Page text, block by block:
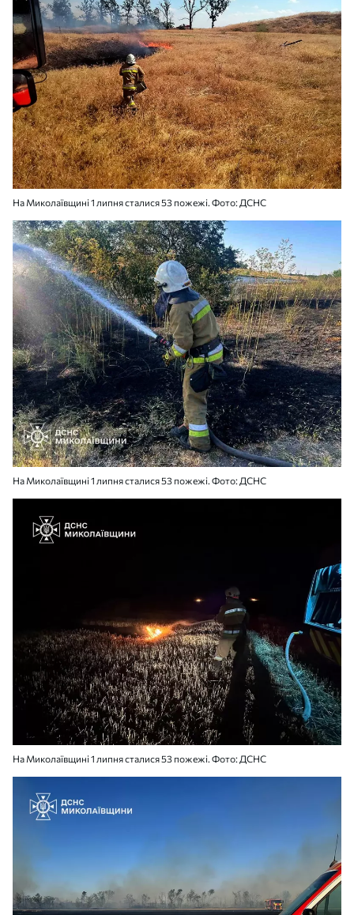
На Миколаївщині 1 липня сталися 53 пожежі. Фото: ДСНС
На Миколаївщині 1 липня сталися 53 пожежі. Фото: ДСНС
На Миколаївщині 1 липня сталися 53 пожежі. Фото: ДСНС